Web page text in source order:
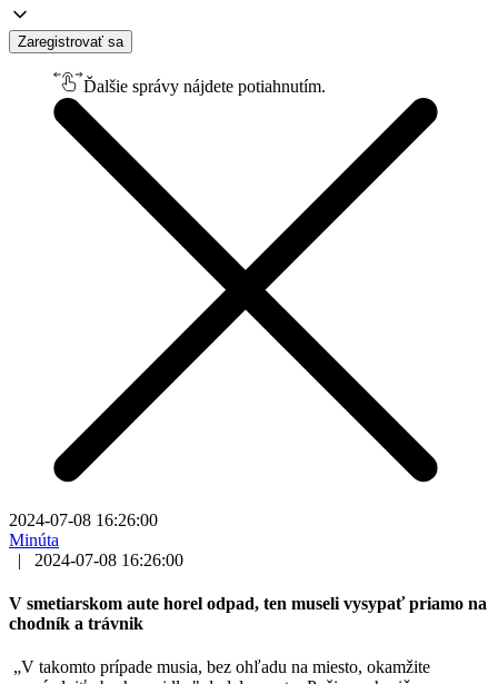
Zaregistrovať sa
Ďalšie správy nájdete potiahnutím.
2024-07-08 16:26:00
Minúta
|
2024-07-08 16:26:00
V smetiarskom aute horel odpad, ten museli vysypať priamo na
chodník a trávnik
„V takomto prípade musia, bez ohľadu na miesto, okamžite